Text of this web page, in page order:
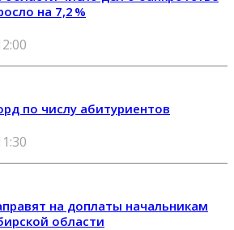
на 7,2 %
по числу абитуриентов
на доплаты начальникам
области